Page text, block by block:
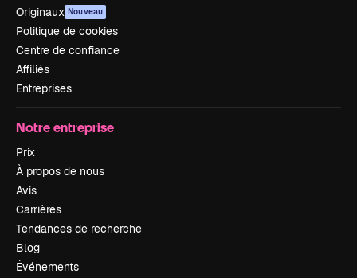
Originaux Nouveau
Politique de cookies
Centre de confiance
Affiliés
Entreprises
Notre entreprise
Prix
À propos de nous
Avis
Carrières
Tendances de recherche
Blog
Événements